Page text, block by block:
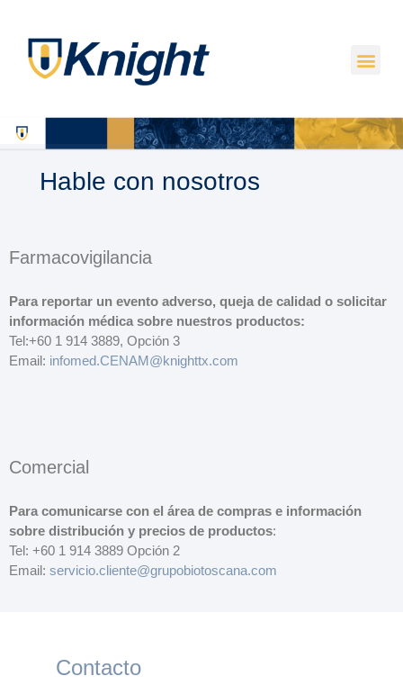
Hable con nosotros
Farmacovigilancia
Para reportar un evento adverso, queja de calidad o solicitar
información médica sobre nuestros productos:
Tel:+60 1 914 3889, Opción 3
Email: infomed.CENAM@knighttx.com
Comercial
Para comunicarse con el área de compras e información
sobre distribución y precios de productos:
Tel: +60 1 914 3889 Opción 2
Email: servicio.cliente@grupobiotoscana.com
Contacto